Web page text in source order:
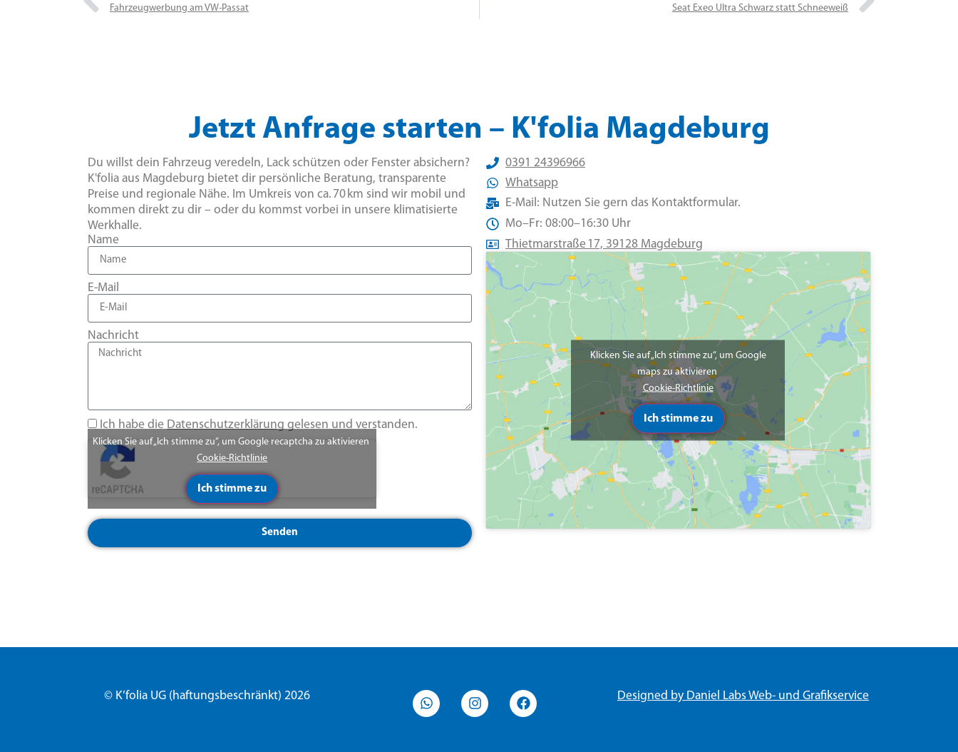
Fahrzeugwerbung am VW-Passat Seat Exeo Ultra Schwarz statt Schneeweiß
Jetzt Anfrage starten – K'folia Magdeburg
Du willst dein Fahrzeug veredeln, Lack schützen oder Fenster absichern?
K'folia aus Magdeburg bietet dir persönliche Beratung, transparente
Preise und regionale Nähe. Im Umkreis von ca. 70 km sind wir mobil und
kommen direkt zu dir – oder du kommst vorbei in unsere klimatisierte
Werkhalle.
Name
E-Mail
Nachricht
Ich habe die Datenschutzerklärung gelesen und verstanden.
Klicken Sie auf „Ich stimme zu“, um Google recaptcha zu aktivieren
Cookie-Richtlinie
Ich stimme zu
Senden
0391 24396966
Whatsapp
E-Mail: Nutzen Sie gern das Kontaktformular.
Mo–Fr: 08:00–16:30 Uhr
Thietmarstraße 17, 39128 Magdeburg
Klicken Sie auf „Ich stimme zu“, um Google
maps zu aktivieren
Cookie-Richtlinie
Ich stimme zu
© K’folia UG (haftungsbeschränkt) 2026 Designed by Daniel Labs Web- und Grafikservice